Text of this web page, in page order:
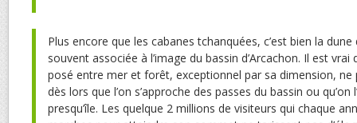
Plus encore que les cabanes tchanquées, c’est bien la
souvent associée à l’image du bassin d’Arcachon. Il est
posé entre mer et forêt, exceptionnel par sa dimension, ne
dès lors que l’on s’approche des passes du bassin ou qu’on
presqu’île. Les quelque 2 millions de visiteurs qui chaque